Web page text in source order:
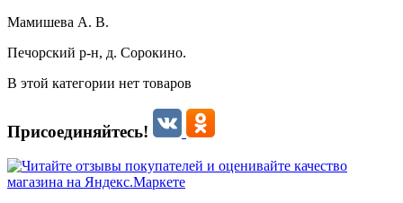
Мамишева А. В.
Печорский р-н, д. Сорокино.
В этой категории нет товаров
Присоединяйтесь!